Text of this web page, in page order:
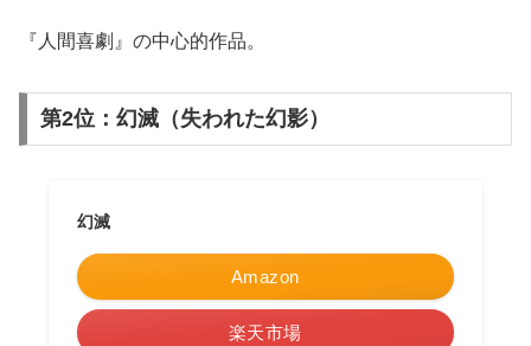
『人間喜劇』の中心的作品。
第2位：幻滅（失われた幻影）
幻滅
Amazon
楽天市場